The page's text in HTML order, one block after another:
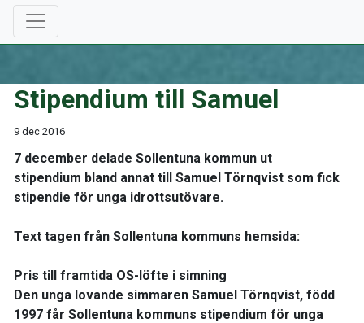
Stipendium till Samuel
9 dec 2016
7 december delade Sollentuna kommun ut
stipendium bland annat till Samuel Törnqvist som fick
stipendie för unga idrottsutövare.
Text tagen från Sollentuna kommuns hemsida:
Pris till framtida OS-löfte i simning
Den unga lovande simmaren Samuel Törnqvist, född
1997 får Sollentuna kommuns stipendium för unga